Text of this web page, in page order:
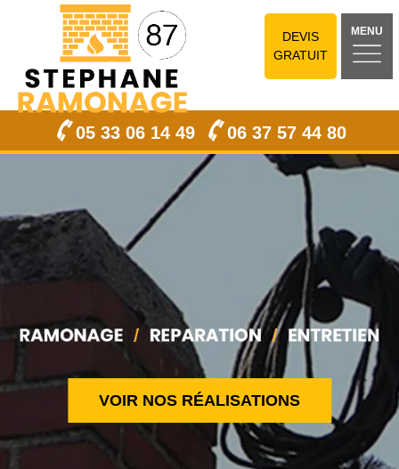
DEVIS
GRATUIT
MENU
05 33 06 14 49 06 37 57 44 80
VOIR NOS RÉALISATIONS